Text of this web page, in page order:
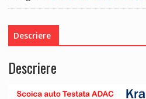
1
Combo
Mint
Testat
Descriere
Descriere